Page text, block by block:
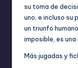
su toma de
uno, e incluso su
un triunfo
imposible, es
Más jugadas y